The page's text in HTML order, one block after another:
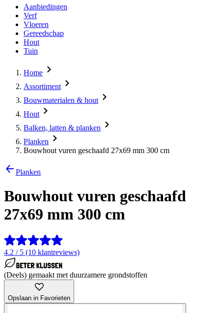
Aanbiedingen
Verf
Vloeren
Gereedschap
Hout
Tuin
Home
Assortiment
Bouwmaterialen & hout
Hout
Balken, latten & planken
Planken
Bouwhout vuren geschaafd 27x69 mm 300 cm
Planken
Bouwhout vuren geschaafd
27x69 mm 300 cm
4.2 / 5 (10 klantreviews)
(Deels) gemaakt met duurzamere grondstoffen
Opslaan in Favorieten